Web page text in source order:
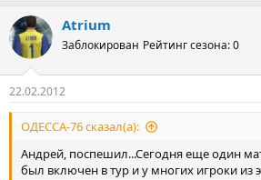
Atrium
Заблокирован Рейтинг сезона: 0
22.02.2012
ОДЕССА-76 сказал(а):
Андрей, поспешил...Сегодня еще один
был включен в тур и у многих игроки из